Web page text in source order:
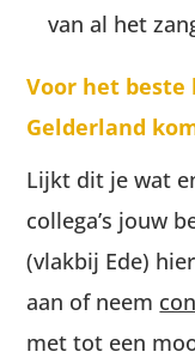
van al het
Voor het
Gelderland
Lijkt dit je wat
collega’s jouw
(vlakbij Ede)
aan of neem
met tot een